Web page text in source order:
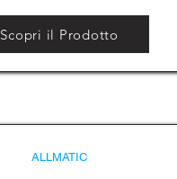
Scopri il Prodotto
ALLMATIC